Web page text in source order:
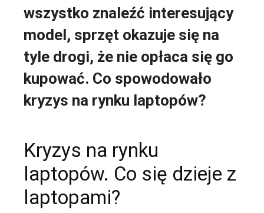
wszystko znaleźć interesujący
model, sprzęt okazuje się na
tyle drogi, że nie opłaca się go
kupować. Co spowodowało
kryzys na rynku laptopów?
Kryzys na rynku
laptopów. Co się dzieje z
laptopami?